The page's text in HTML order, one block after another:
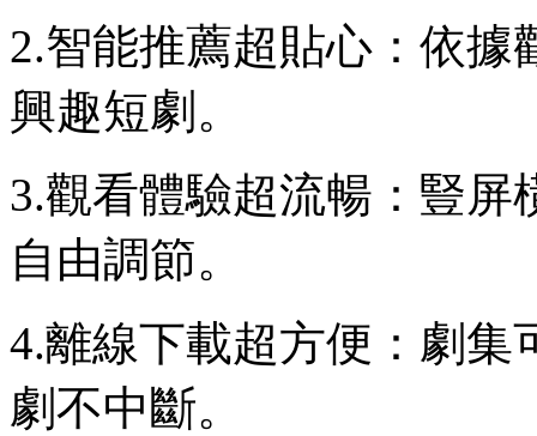
2.智能推薦超貼心：依
興趣短劇。
3.觀看體驗超流暢：豎
自由調節。
4.離線下載超方便：劇集
劇不中斷。